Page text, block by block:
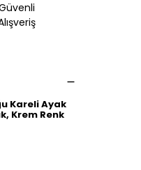
Kareli Ayak
Krem Renk